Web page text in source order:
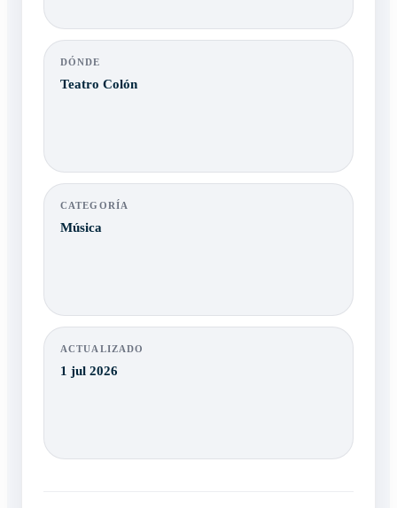
DÓNDE
Teatro Colón
CATEGORÍA
Música
ACTUALIZADO
1 jul 2026